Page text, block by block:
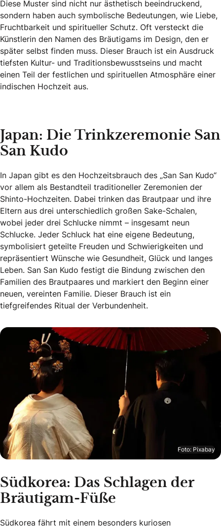
Diese Muster sind nicht nur ästhetisch beeindruckend,
sondern haben auch symbolische Bedeutungen, wie Liebe,
Fruchtbarkeit und spiritueller Schutz. Oft versteckt die
Künstlerin den Namen des Bräutigams im Design, den er
später selbst finden muss. Dieser Brauch ist ein Ausdruck
tiefsten Kultur- und Traditionsbewusstseins und macht
einen Teil der festlichen und spirituellen Atmosphäre einer
indischen Hochzeit aus.
Japan: Die Trinkzeremonie San
San Kudo
In Japan gibt es den Hochzeitsbrauch des „San San Kudo“
vor allem als Bestandteil traditioneller Zeremonien der
Shinto-Hochzeiten. Dabei trinken das Brautpaar und ihre
Eltern aus drei unterschiedlich großen Sake-Schalen,
wobei jeder drei Schlucke nimmt – insgesamt neun
Schlucke. Jeder Schluck hat eine eigene Bedeutung,
symbolisiert geteilte Freuden und Schwierigkeiten und
repräsentiert Wünsche wie Gesundheit, Glück und langes
Leben. San San Kudo festigt die Bindung zwischen den
Familien des Brautpaares und markiert den Beginn einer
neuen, vereinten Familie. Dieser Brauch ist ein
tiefgreifendes Ritual der Verbundenheit.
Foto: Pixabay
Südkorea: Das Schlagen der
Bräutigam-Füße
Südkorea fährt mit einem besonders kuriosen